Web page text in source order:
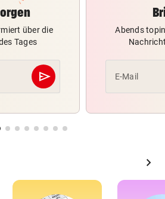
über die
Tages
send
Abschicken
Abends
E-Mail
chevron_right